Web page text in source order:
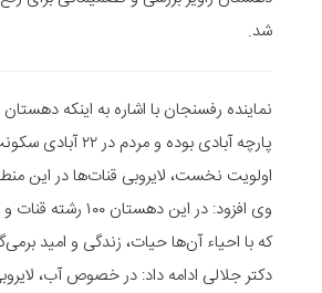
شد.
پارچه آبادی بوده و
اولویت نخست، لایروبی قنات‌ها در این
وی افزود: در این
که با احیاء آن‌ها حیات، زندگی و امید
دکتر جلالی ادامه داد: در خصوص آب،